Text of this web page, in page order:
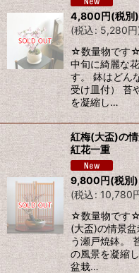
4,800円(税別)
(税込: 5,280円
☆数量物です☆
中旬に綺麗な
す。 鉢はどん
受け皿付） 苔
を凝縮し…
紅梅(大盃)の
紅花一重
9,800円(税別)
(税込: 10,780
☆数量物です☆
(大盃)の情景
う瀬戸焼鉢。
の風景を凝縮
盆栽…